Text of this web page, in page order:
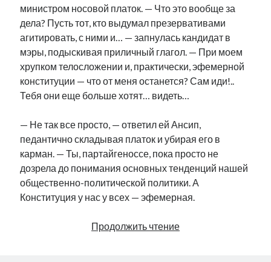
министром носовой платок. — Что это вообще за
дела? Пусть тот, кто выдумал презервативами
агитировать, с ними и… — запнулась кандидат в
мэры, подыскивая приличный глагол. — При моем
хрупком телосложении и, практически, эфемерной
конституции — что от меня останется? Сам иди!..
Тебя они еще больше хотят… видеть…
— Не так все просто, — ответил ей Ансип,
педантично складывая платок и убирая его в
карман. — Ты, партайгеноссе, пока просто не
дозрела до понимания основных тенденций нашей
общественно-политической политики. А
Конституция у нас у всех — эфемерная.
Продолжить чтениеГрупповуха